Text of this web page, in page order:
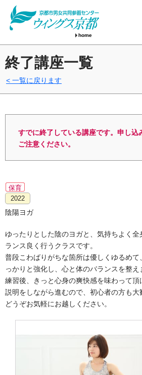
home
終了講座一覧
一覧に戻ります
すでに終了している講座です。申し込
ご注意ください。
保育
2022
陰陽ヨガ
ゆったりとした陰のヨガと、気持ちよく
ランス良く行うクラスです。
普段こわばりがちな箇所は優しくゆるめて
っかりと強化し、心と体のバランスを整え
練習後、きっと心身の爽快感を味わって頂
説明をしながら進むので、初心者の方も大
どうぞお気軽にお越しください。